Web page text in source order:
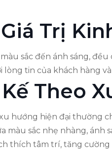
Trị
sắc đến ánh sáng,
lòng tin của khách hàng
Theo
hướng hiện đại thường
màu sắc nhẹ nhàng, ánh
thích tâm trí, tăng